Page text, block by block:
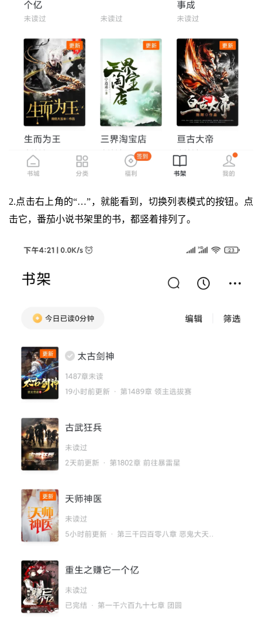
2.点击右上角的“…”，就能看到，切换列表模式的按钮。点
击它，番茄小说书架里的书，都竖着排列了。